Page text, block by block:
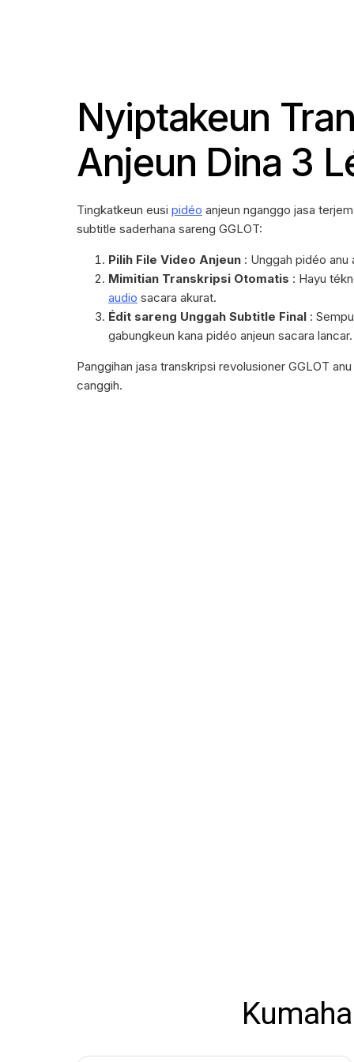
Nyiptakeun
Anjeun Dina 3
Tingkatkeun eusi pidéo anjeun nganggo jasa
subtitle saderhana sareng GGLOT:
Pilih File Video Anjeun : Unggah pidéo anu
Mimitian Transkripsi Otomatis : Hayu
audio sacara akurat.
Édit sareng Unggah Subtitle Final :
gabungkeun kana pidéo anjeun sacara lancar.
Panggihan jasa transkripsi revolusioner GGLOT
canggih.